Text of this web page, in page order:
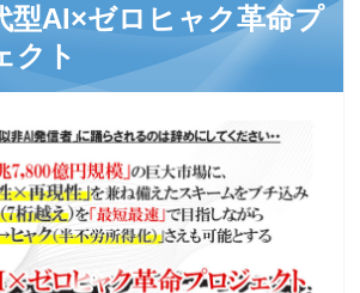
型AI×ゼロヒャク革命プ
クト